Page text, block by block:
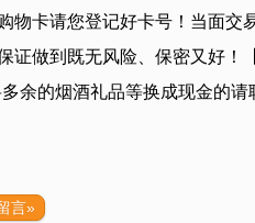
物卡请您登记好卡号！当面交
证做到既无风险、保密又好！
余的烟酒礼品等换成现金的
言»